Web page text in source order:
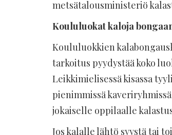
metsätalousministeriö
Koululuokat kaloja
Koululuokkien
tarkoitus pyydystää koko
Leikkimielisessä kisassa
pienimmissä
jokaiselle oppilaalle
Jos kalalle lähtö syystä tai